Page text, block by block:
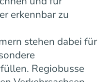
erkennbar zu
stehen dabei für
Regiobusse